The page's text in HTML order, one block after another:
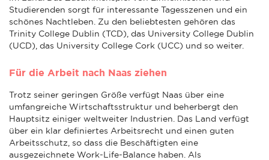
Studierenden sorgt für interessante Tagesszenen und ein
schönes Nachtleben. Zu den beliebtesten gehören das
Trinity College Dublin (TCD), das University College Dublin
(UCD), das University College Cork (UCC) und so weiter.
Für die Arbeit nach Naas ziehen
Trotz seiner geringen Größe verfügt Naas über eine
umfangreiche Wirtschaftsstruktur und beherbergt den
Hauptsitz einiger weltweiter Industrien. Das Land verfügt
über ein klar definiertes Arbeitsrecht und einen guten
Arbeitsschutz, so dass die Beschäftigten eine
ausgezeichnete Work-Life-Balance haben. Als